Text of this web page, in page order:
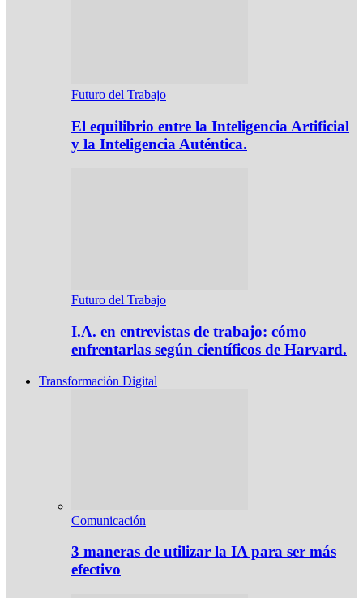
Futuro del Trabajo
El equilibrio entre la Inteligencia Artificial
y la Inteligencia Auténtica.
Futuro del Trabajo
I.A. en entrevistas de trabajo: cómo
enfrentarlas según científicos de Harvard.
Transformación Digital
Comunicación
3 maneras de utilizar la IA para ser más
efectivo